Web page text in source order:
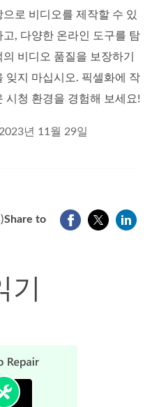
로 비디오를 제작할 수 있
, 다양한 온라인 도구를 탐
비디오 품질을 보장하기
잊지 마십시오. 픽셀화에 작
시청 환경을 경험해 보세요!
2023년 11월 29일
Share to
기